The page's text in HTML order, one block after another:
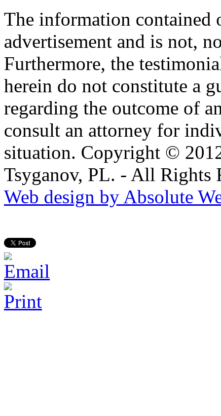
The information contained
advertisement and is not,
Furthermore, the
herein do not constitute a
regarding the outcome of
consult an attorney for
situation. Copyright ©
Tsyganov, PL. - All Rights
Web design by Absolute